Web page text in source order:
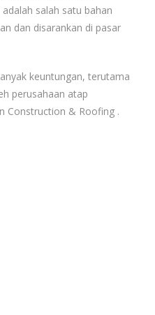
adalah salah satu bahan
dan disarankan di pasar
keuntungan, terutama
perusahaan atap
Construction & Roofing .